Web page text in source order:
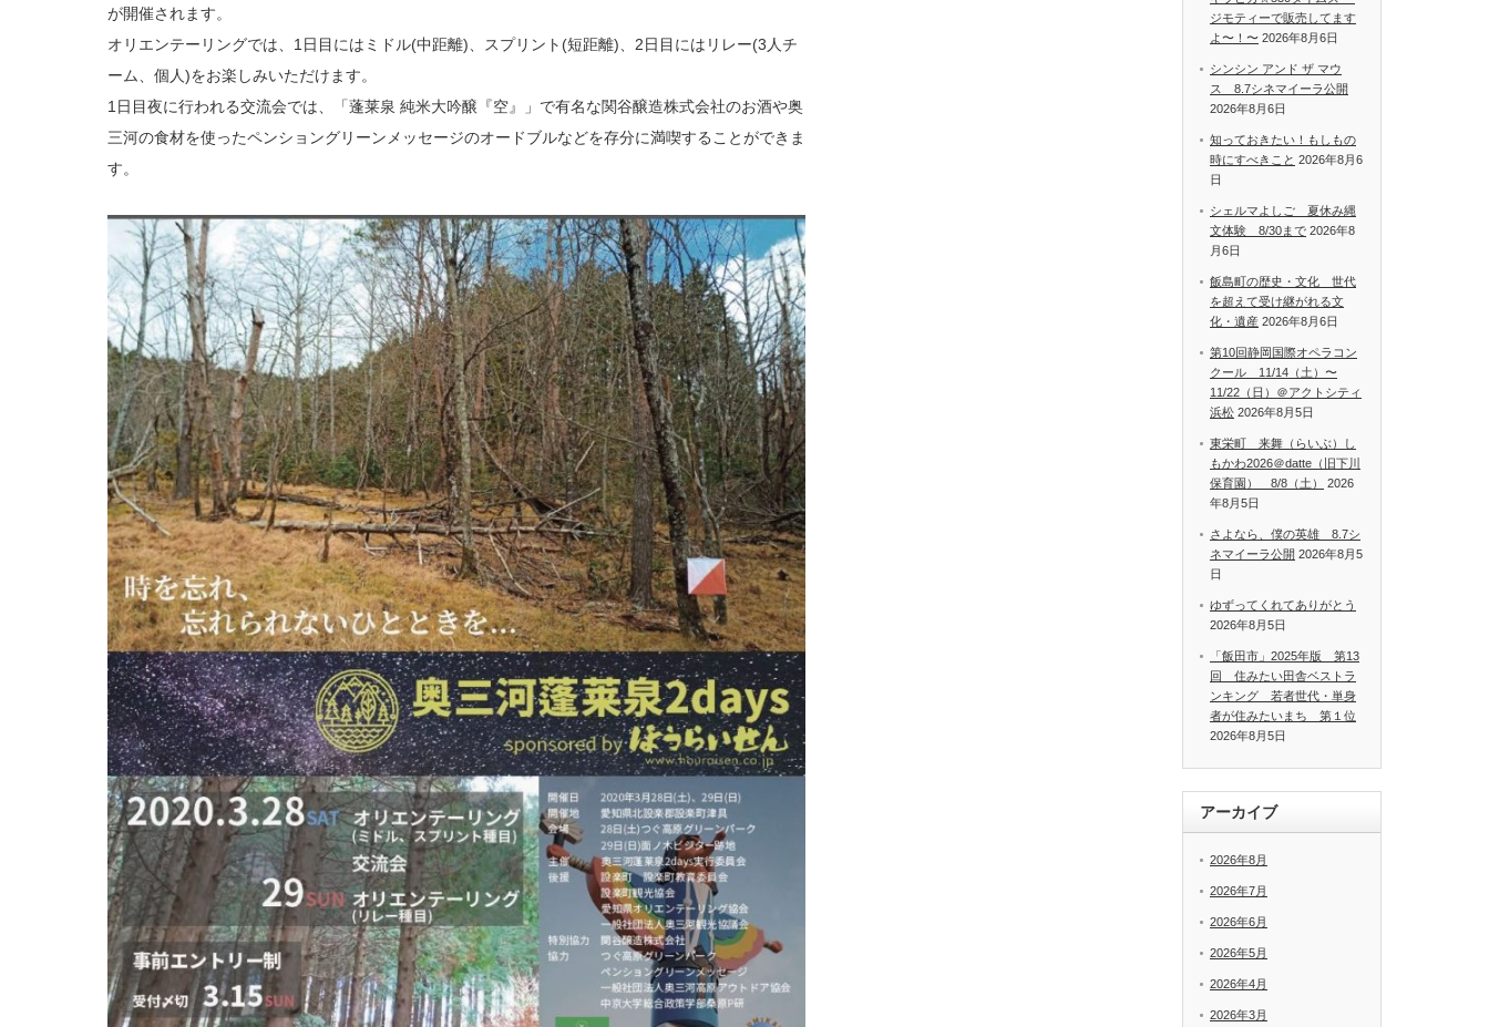
が開催されます。
オリエンテーリングでは、1日目にはミドル(中距離)、スプリント(短距離)、2日目にはリレー(3人チ
ーム、個人)をお楽しみいただけます。
1日目夜に行われる交流会では、「蓬莱泉 純米大吟醸『空』」で有名な関谷醸造株式会社のお酒や奥
三河の食材を使ったペンショングリーンメッセージのオードブルなどを存分に満喫することができま
す。
ジモティーで販売してます
よ〜！〜 2026年8月6日
シンシン アンド ザ マウ
ス 8.7シネマイーラ公開
2026年8月6日
知っておきたい！もしもの
時にすべきこと 2026年8月6
日
シェルマよしご 夏休み縄
文体験 8/30まで 2026年8
月6日
飯島町の歴史・文化 世代
を超えて受け継がれる文
化・遺産 2026年8月6日
第10回静岡国際オペラコン
クール 11/14（土）〜
11/22（日）＠アクトシティ
浜松 2026年8月5日
東栄町 来舞（らいぶ）し
もかわ2026＠datte（旧下川
保育園） 8/8（土）
2026
年8月5日
さよなら、僕の英雄 8.7シ
ネマイーラ公開 2026年8月5
日
ゆずってくれてありがとう
2026年8月5日
「飯田市」2025年版 第13
回 住みたい田舎ベストラ
ンキング 若者世代・単身
者が住みたいまち 第１位
2026年8月5日
アーカイブ
2026年8月
2026年7月
2026年6月
2026年5月
2026年4月
2026年3月